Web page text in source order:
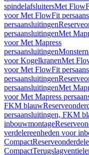
spindelafsluitersMet
voor Met FlowFit
persaansluitingen
persaansluitingenMet
voor Met Mapress
persaansluitingen
voor KogelkranenMet
voor Met FlowFit
persaansluitingen
persaansluitingenMet
voor Met Mapress
FKM blauw
persaansluitingen, FKM
inbouwmontage
verdelereenheden voor
Compact
Compact